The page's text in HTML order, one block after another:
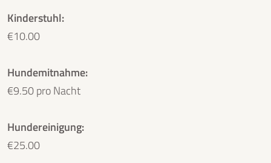
Kinderstuhl:
€10.00
Hundemitnahme:
€9.50 pro Nacht
Hundereinigung:
€25.00